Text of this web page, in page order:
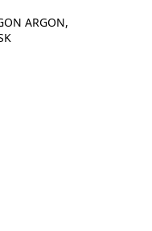
ARGON,